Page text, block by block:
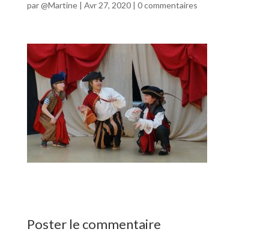
par@Martine| Avr 27, 2020| 0 commentaires
Poster le commentaire